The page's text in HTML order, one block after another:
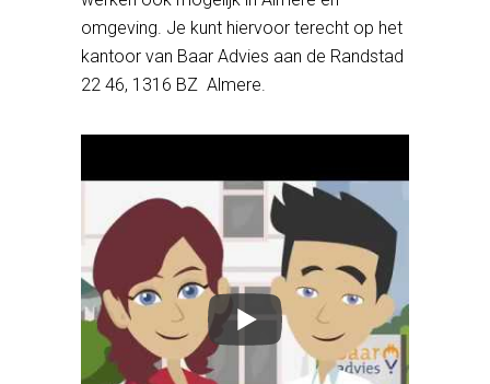
omgeving. Je kunt hiervoor terecht op het
kantoor van Baar Advies aan de Randstad
22 46, 1316 BZ Almere.